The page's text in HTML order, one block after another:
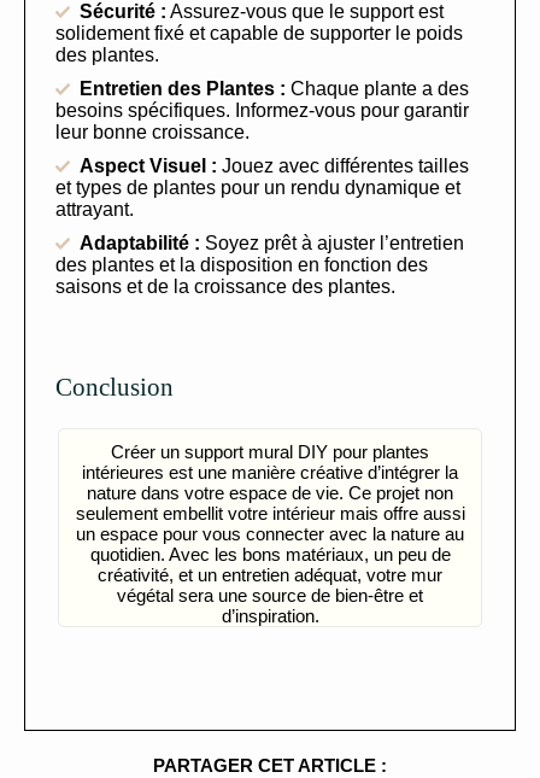
Sécurité : Assurez-vous que le support est
solidement fixé et capable de supporter le poids
des plantes.
Entretien des Plantes : Chaque plante a des
besoins spécifiques. Informez-vous pour garantir
leur bonne croissance.
Aspect Visuel : Jouez avec différentes tailles
et types de plantes pour un rendu dynamique et
attrayant.
Adaptabilité : Soyez prêt à ajuster l’entretien
des plantes et la disposition en fonction des
saisons et de la croissance des plantes.
Conclusion
Créer un support mural DIY pour plantes
intérieures est une manière créative d’intégrer la
nature dans votre espace de vie. Ce projet non
seulement embellit votre intérieur mais offre aussi
un espace pour vous connecter avec la nature au
quotidien. Avec les bons matériaux, un peu de
créativité, et un entretien adéquat, votre mur
végétal sera une source de bien-être et
d’inspiration.
PARTAGER CET ARTICLE :